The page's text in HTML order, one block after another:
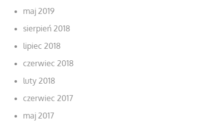
maj 2019
sierpień 2018
lipiec 2018
czerwiec 2018
luty 2018
czerwiec 2017
maj 2017